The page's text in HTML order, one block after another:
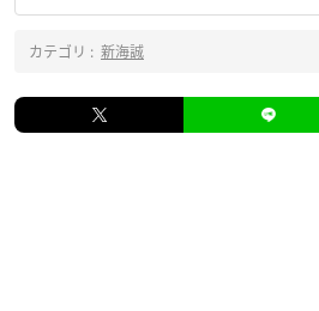
カテゴリ : 新海誠